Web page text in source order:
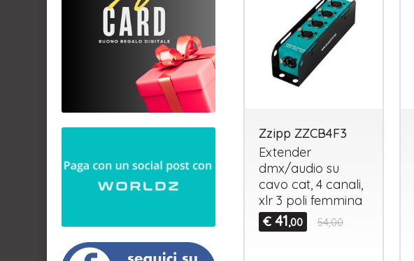
Zzipp ZZCB4F3
Extender
dmx/audio su
cavo cat, 4 canali,
xlr 3 poli femmina
€ 41,00 54,00